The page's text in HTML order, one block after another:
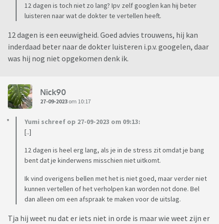
12 dagen is toch niet zo lang? Ipv zelf googlen kan hij beter
luisteren naar wat de dokter te vertellen heeft.
12 dagen is een eeuwigheid. Goed advies trouwens, hij kan
inderdaad beter naar de dokter luisteren i.p.v. googelen, daar
was hij nog niet opgekomen denk ik.
Nick90
27-09-2023 om 10:17
Yumi schreef op 27-09-2023 om 09:13:
[..]
12 dagen is heel erg lang, als je in de stress zit omdat je bang
bent dat je kinderwens misschien niet uitkomt.
Ik vind overigens bellen met het is niet goed, maar verder niet
kunnen vertellen of het verholpen kan worden not done. Bel
dan alleen om een afspraak te maken voor de uitslag.
Tja hij weet nu dat er iets niet in orde is maar wie weet zijn er